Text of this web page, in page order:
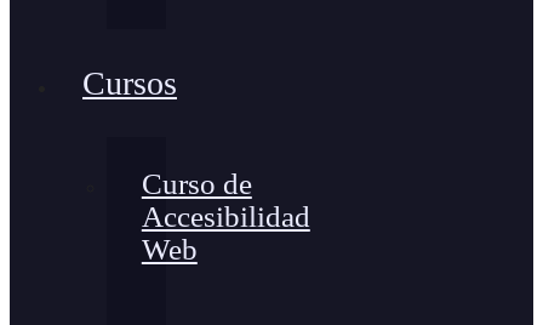
Cursos
Curso de
Accesibilidad
Web